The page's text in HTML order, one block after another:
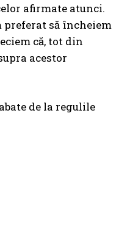
afirmate atunci.
preferat să încheiem
că, tot din
acestor
de la regulile